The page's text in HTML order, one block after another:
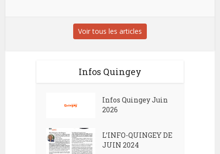
Voir tous les articles
Infos Quingey
Infos Quingey Juin
2026
L’INFO-QUINGEY DE
JUIN 2024